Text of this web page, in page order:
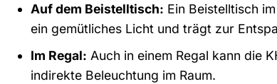
Auf dem Beistelltisch: Ein Beistelltisch
ein gemütliches Licht und trägt zur
Im Regal: Auch in einem Regal kann die
indirekte Beleuchtung im Raum.